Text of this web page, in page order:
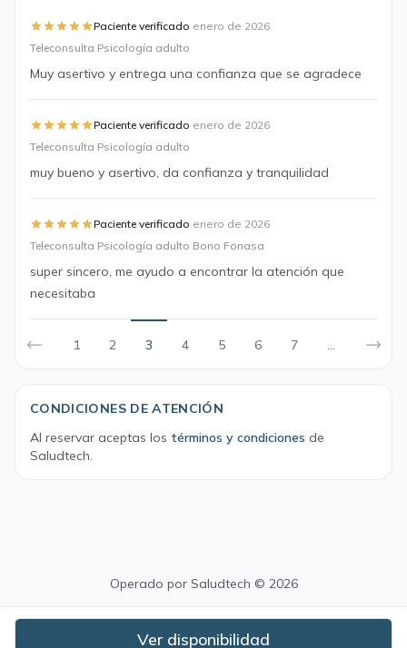
Paciente verificado·enero de 2026
Teleconsulta Psicología adulto
Muy asertivo y entrega una confianza que se agradece
Paciente verificado·enero de 2026
Teleconsulta Psicología adulto
muy bueno y asertivo, da confianza y tranquilidad
Paciente verificado·enero de 2026
Teleconsulta Psicología adulto Bono Fonasa
super sincero, me ayudo a encontrar la atención que
necesitaba
1 2 3 4 5 6 7 ...
CONDICIONES DE ATENCIÓN
Al reservar aceptas los términos y condiciones de
Saludtech.
Ver disponibilidad
Operado por Saludtech © 2026